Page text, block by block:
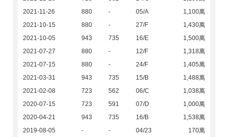
2021-11-26
880 - 05/A
1,100萬
2021-10-15
880 - 27/F
1,430萬
2021-10-05
943 735 16/E
1,500萬
2021-07-27
880 - 12/F
1,318萬
2021-07-15
880 - 24/F
1,405萬
2021-03-31
943 735 15/B
1,488萬
2021-02-08
723 562 06/C
1,038萬
2020-07-15
723 591 07/D
1,000萬
2020-04-21
943 735 16/B
1,538萬
2019-08-05
- - 04/23
170萬